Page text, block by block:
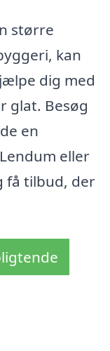
større
kan
dig med
glat. Besøg
en
eller
få tilbud, der